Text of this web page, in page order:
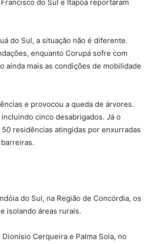
do Sul e Itapoá reportaram
do Sul, a situação não é diferente.
enquanto Corupá sofre com
ainda mais as condições de mobilidade
e provocou a queda de árvores.
cinco desabrigados. Já o
residências atingidas por enxurradas
do Sul, na Região de Concórdia, os
isolando áreas rurais.
Cerqueira e Palma Sola, no